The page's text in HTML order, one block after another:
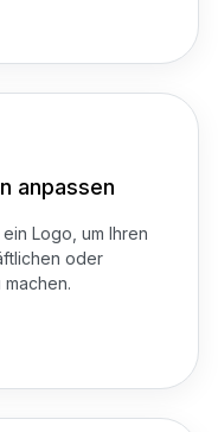
anpassen
Logo, um Ihren
oder